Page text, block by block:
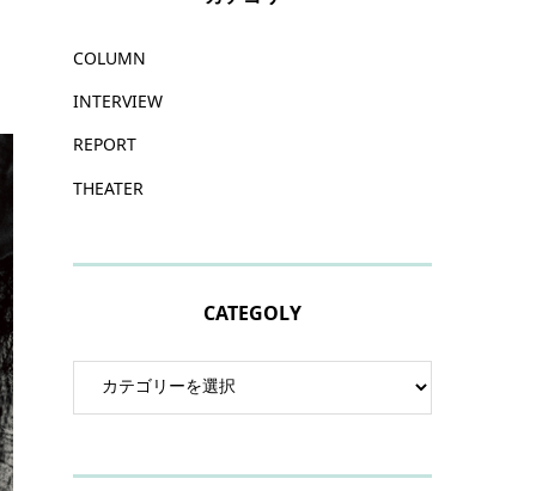
COLUMN
INTERVIEW
REPORT
THEATER
CATEGOLY